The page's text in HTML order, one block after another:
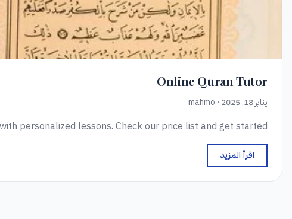
Online Quran Tutor
يناير 18, 2025 · mahmo
personalized lessons. Check our price list and get started.
اقرأ المزيد